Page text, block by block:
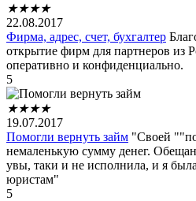
★★★★
22.08.2017
Фирма, адрес, счет, бухгалтер
открытие фирм для партнеров из
оперативно и конфиденциально.
5
★★★★
19.07.2017
Помогли вернуть займ "Своей
немаленькую сумму денег.
увы, таки и не исполнила, и я
юристам"
5